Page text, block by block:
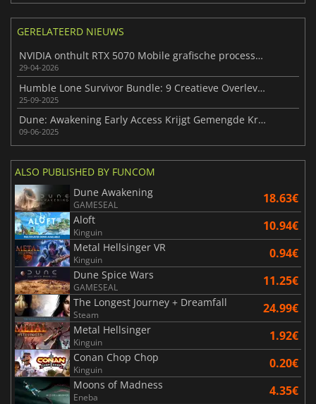
GERELATEERD NIEUWS
NVIDIA onthult RTX 5070 Mobile grafische processor met 12 GB
29-04-2026
Humble Lone Survivor Bundle: 9 Creatieve Overlevingsgames
25-09-2025
Dune: Awakening Early Access Krijgt Gemengde Kritieken
09-06-2025
ALSO PUBLISHED BY FUNCOM
Dune Awakening
GAMESEAL 18.63€
Aloft
Kinguin 10.94€
Metal Hellsinger VR
Kinguin 0.94€
Dune Spice Wars
GAMESEAL 11.25€
The Longest Journey + Dreamfall
Steam 24.99€
Metal Hellsinger
Kinguin 1.92€
Conan Chop Chop
Kinguin 0.20€
Moons of Madness
Eneba 4.35€